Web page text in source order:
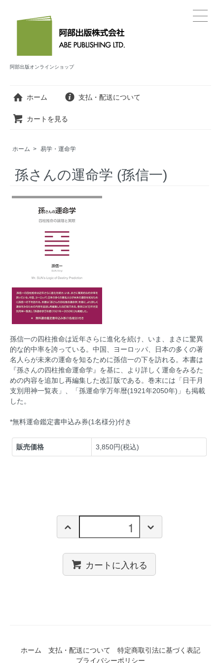
阿部出版オンラインショップ
ホーム 支払・配送について
カートを見る
ホーム > 易学・運命学
孫さんの運命学 (孫信一)
孫信一の四柱推命は近年さらに進化を続け、いま、まさに驚異
的な的中率を誇っている。中国、ヨーロッパ、日本の多くの著
名人らが未来の運命を知るために孫信一の下を訪れる。本書は
『孫さんの四柱推命運命学』を基に、より詳しく運命をみるた
めの内容を追加し再編集した改訂版である。巻末には「日干月
支別用神一覧表」、「孫運命学万年暦(1921年2050年)」も掲載
した。
*無料運命鑑定書申込み券(1名様分)付き
販売価格 3,850円(税込)
カートに入れる
ホーム 支払・配送について
特定商取引法に基づく表記
プライバシーポリシー